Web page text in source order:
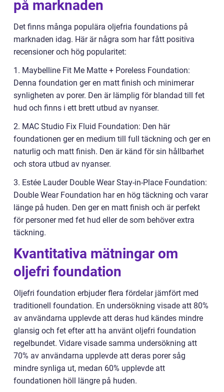
på marknaden
Det finns många populära oljefria foundations på
marknaden idag. Här är några som har fått positiva
recensioner och hög popularitet:
1. Maybelline Fit Me Matte + Poreless Foundation:
Denna foundation ger en matt finish och minimerar
synligheten av porer. Den är lämplig för blandad till fet
hud och finns i ett brett utbud av nyanser.
2. MAC Studio Fix Fluid Foundation: Den här
foundationen ger en medium till full täckning och ger en
naturlig och matt finish. Den är känd för sin hållbarhet
och stora utbud av nyanser.
3. Estée Lauder Double Wear Stay-in-Place Foundation:
Double Wear Foundation har en hög täckning och varar
länge på huden. Den ger en matt finish och är perfekt
för personer med fet hud eller de som behöver extra
täckning.
Kvantitativa mätningar om
oljefri foundation
Oljefri foundation erbjuder flera fördelar jämfört med
traditionell foundation. En undersökning visade att 80%
av användarna upplevde att deras hud kändes mindre
glansig och fet efter att ha använt oljefri foundation
regelbundet. Vidare visade samma undersökning att
70% av användarna upplevde att deras porer såg
mindre synliga ut, medan 60% upplevde att
foundationen höll längre på huden.